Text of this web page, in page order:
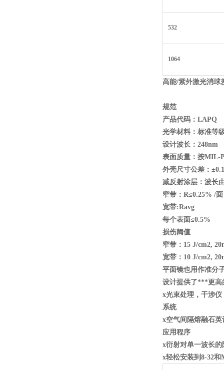
532
1064
高能/紫外激光消球
规范
产品代码：LAPQ
光学材料：标准等
设计波长：248nm
表面质量：按MIL-
外壳尺寸公差：
减反射涂层：波长
窄带：R≤0.25% /面
宽带:Ravg
每个表面≤0.5%
损伤阈值
窄带：15 J/cm2,
宽带：10 J/cm2,
平面镜也用作准分
设计提供了***更高
x光束处理，干涉
系统
x空气间隔熔融石
应用程序
x衍射对单一波长的
x轻松安装到8-32和